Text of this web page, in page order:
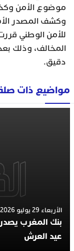
موضوع الأمن
وكشف المصدر
للأمن الوطني
المخالف، وذلك
دقيق.
مواضيع ذات
الأربعاء 29 يوليو 2026 - 2:21
بنك المغرب
عيد العرش